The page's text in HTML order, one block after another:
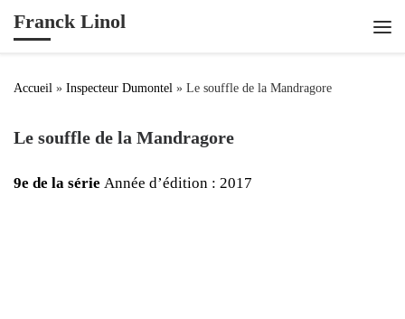
Passer au contenu
Franck Linol
Accueil » Inspecteur Dumontel » Le souffle de la Mandragore
Le souffle de la Mandragore
9e de la série Année d’édition : 2017